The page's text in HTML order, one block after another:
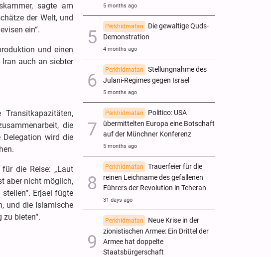
sagte am
der Welt, und
ein“.
und einen
auch an siebter
die
Delegation wird die
die Reise: „Laut
aber nicht möglich,
Erjaei fügte
und die Islamische
bieten“.
5 months ago
Perkhidmatan
Die gewaltige Quds-
Demonstration
4 months ago
Perkhidmatan
Stellungnahme des
Julani-Regimes gegen Israel
5 months ago
Perkhidmatan
Politico: USA
übermittelten Europa eine Botschaft
auf der Münchner Konferenz
5 months ago
Perkhidmatan
Trauerfeier für die
reinen Leichname des gefallenen
Führers der Revolution in Teheran
31 days ago
Perkhidmatan
Neue Krise in der
zionistischen Armee: Ein Drittel der
Armee hat doppelte
Staatsbürgerschaft